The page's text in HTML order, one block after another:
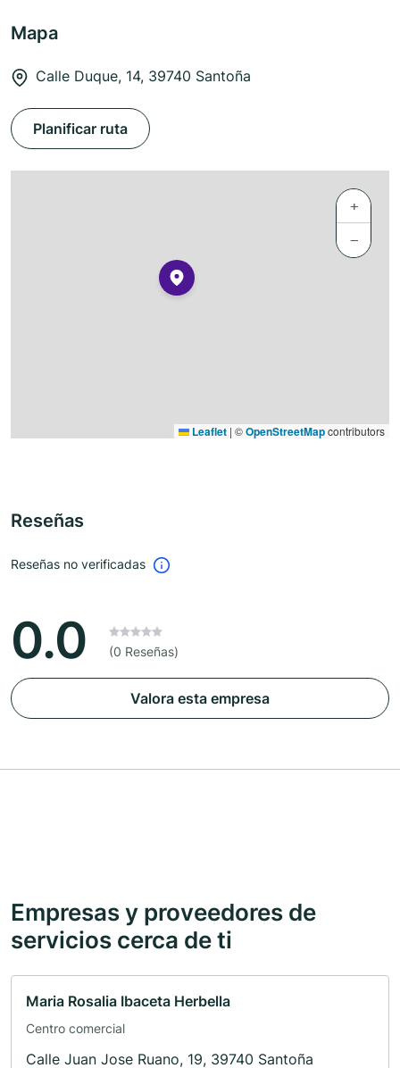
Mapa
Calle Duque, 14, 39740 Santoña
Planificar ruta
+
−
Leaflet | ©OpenStreetMapcontributors
Reseñas
Reseñas no verificadas
0.0 (0 Reseñas)
Valora esta empresa
Empresas y proveedores de
servicios cerca de ti
Maria Rosalia Ibaceta Herbella
Centro comercial
Calle Juan Jose Ruano, 19, 39740 Santoña